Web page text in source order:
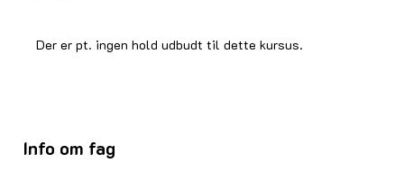
Der er pt. ingen hold udbudt til dette kursus.
Info om fag